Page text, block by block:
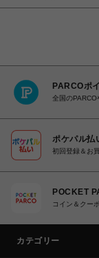
PARCOポ
全国の
ポケパル払
初回登録＆お
POCKET
コイン＆クー
カテゴリー